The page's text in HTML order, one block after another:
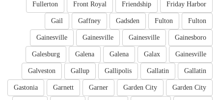
Friday Harbor
Friendship
Front Royal
Fullerton
Fulton
Fulton
Gadsden
Gaffney
Gail
Gainesboro
Gainesville
Gainesville
Gainesville
Gainesville
Galax
Galena
Galena
Galesburg
Gallatin
Gallatin
Gallipolis
Gallup
Galveston
Garden City
Garden City
Garner
Garnett
Gastonia